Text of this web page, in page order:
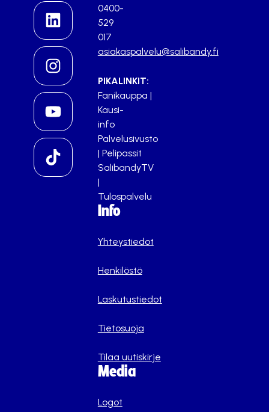
0400-
529
017
asiakaspalvelu@salibandy.fi
PIKALINKIT:
Fanikauppa |
Kausi-
info
Palvelusivusto
| Pelipassit
SalibandyTV
|
Tulospalvelu
Info
Yhteystiedot
Henkilöstö
Laskutustiedot
Tietosuoja
Tilaa uutiskirje
Media
Logot